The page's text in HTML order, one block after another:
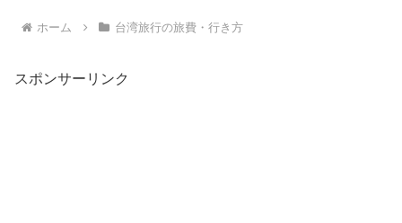
ホーム 台湾旅行の旅費・行き方
スポンサーリンク